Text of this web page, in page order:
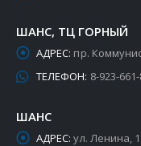
ШАНС, ТЦ ГОРНЫЙ
АДРЕС: пр.
ТЕЛЕФОН: 8-923-
ШАНС
АДРЕС: ул. Ленина,